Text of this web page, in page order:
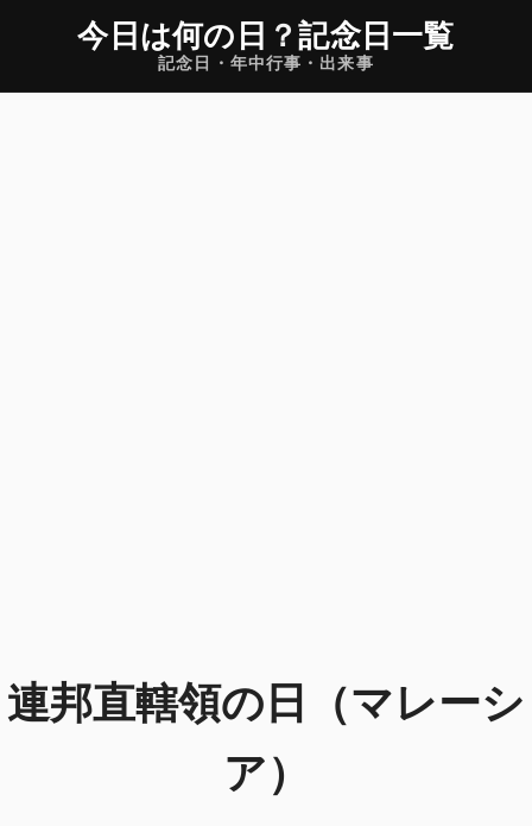
今日は何の日 ？記念日一覧
記念日・年中行事・出来事
連邦直轄領の日（マレーシ
ア）